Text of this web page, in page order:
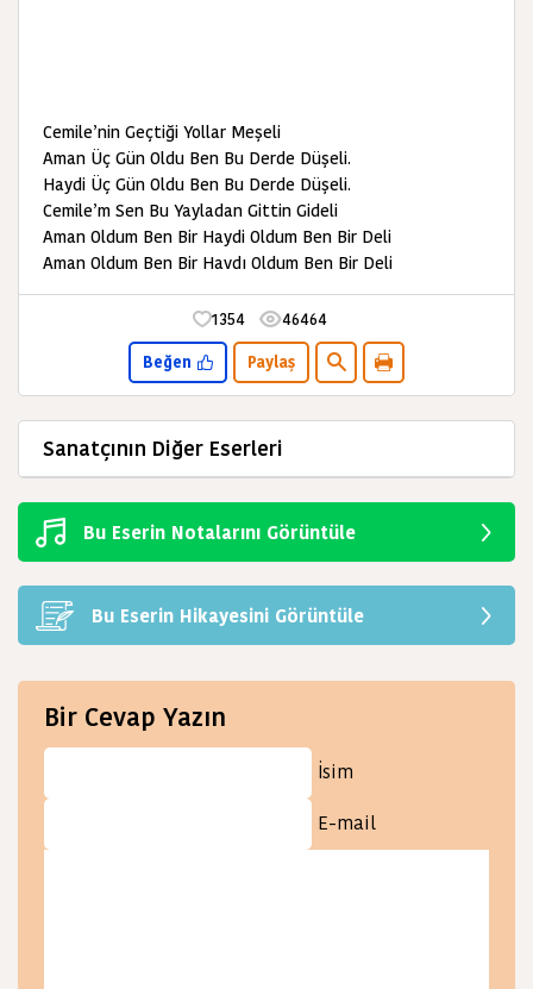
Cemile’nin Geçtiği Yollar Meşeli
Aman Üç Gün Oldu Ben Bu Derde Düşeli.
Haydi Üç Gün Oldu Ben Bu Derde Düşeli.
Cemile’m Sen Bu Yayladan Gittin Gideli
Aman Oldum Ben Bir Haydi Oldum Ben Bir Deli
Aman Oldum Ben Bir Havdı Oldum Ben Bir Deli
1354 46464
Beğen Paylaş
Sanatçının Diğer Eserleri
Bu Eserin Notalarını Görüntüle
Bu Eserin Hikayesini Görüntüle
Bir Cevap Yazın
İsim
E-mail